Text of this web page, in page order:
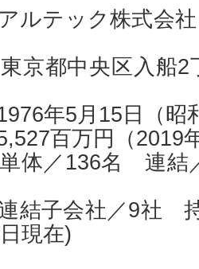
テック株式会社
京都中央区入船
5月15日（昭和
百万円（2019年
／136名 連結
結子会社／9社
現在)